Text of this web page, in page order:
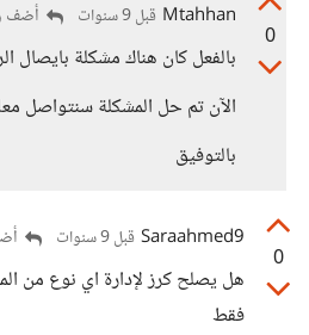
0
Mtahhan قبل 9 سنوات أضف
بالفعل كان هناك مشكلة بايصال
الآن تم حل المشكلة سنتواصل
بالتوفيق
0
Saraahmed9 قبل 9 سنوات
هل يصلح كرز لإدارة اي نوع من
فقط